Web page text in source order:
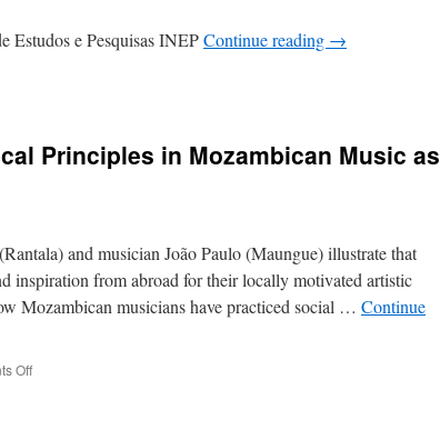
Estudos e Pesquisas INEPContinue reading →
Principles in Mozambican Music as
and musician João Paulo (Maungue) illustrate that
inspiration from abroad for their locally motivated artistic
Mozambican musicians have practiced social … Continue
Offon